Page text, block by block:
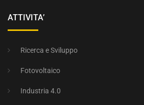
ATTIVITA’
Ricerca e Sviluppo
Fotovoltaico
Industria 4.0